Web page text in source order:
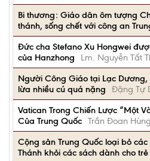
Bi thương: Giáo dân ôm tượng
thánh, sống chết với công an
Đức cha Stefano Xu Hongwei
của Hanzhong
Lm. Nguyễn Tất
Người Công Giáo tại Lạc Dương,
lừa nhiều cú quá nặng
Đặng Tự
Vatican Trong Chiến Lược “Một
Của Trung Quốc Trần Đoan Hùng
Cộng sản Trung Quốc loại bỏ
Thánh khỏi các sách dành cho